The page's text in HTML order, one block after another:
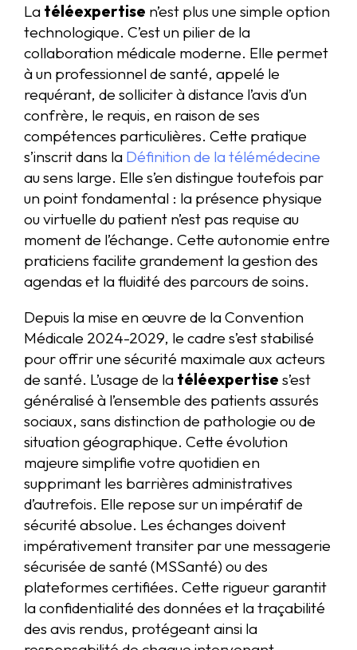
La téléexpertise n’est plus une simple option
technologique. C’est un pilier de la
collaboration médicale moderne. Elle permet
à un professionnel de santé, appelé le
requérant, de solliciter à distance l’avis d’un
confrère, le requis, en raison de ses
compétences particulières. Cette pratique
s’inscrit dans la Définition de la télémédecine
au sens large. Elle s’en distingue toutefois par
un point fondamental : la présence physique
ou virtuelle du patient n’est pas requise au
moment de l’échange. Cette autonomie entre
praticiens facilite grandement la gestion des
agendas et la fluidité des parcours de soins.
Depuis la mise en œuvre de la Convention
Médicale 2024-2029, le cadre s’est stabilisé
pour offrir une sécurité maximale aux acteurs
de santé. L’usage de la téléexpertise s’est
généralisé à l’ensemble des patients assurés
sociaux, sans distinction de pathologie ou de
situation géographique. Cette évolution
majeure simplifie votre quotidien en
supprimant les barrières administratives
d’autrefois. Elle repose sur un impératif de
sécurité absolue. Les échanges doivent
impérativement transiter par une messagerie
sécurisée de santé (MSSanté) ou des
plateformes certifiées. Cette rigueur garantit
la confidentialité des données et la traçabilité
des avis rendus, protégeant ainsi la